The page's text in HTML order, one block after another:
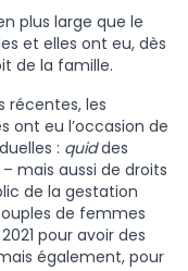
plus large que le
et elles ont eu, dès
de la famille.
récentes, les
ont eu l’occasion de
: quiddes
mais aussi de droits
de la gestation
de femmes
pour avoir des
également, pour